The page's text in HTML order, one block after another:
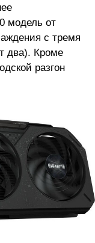
модель от
с тремя
два). Кроме
разгон